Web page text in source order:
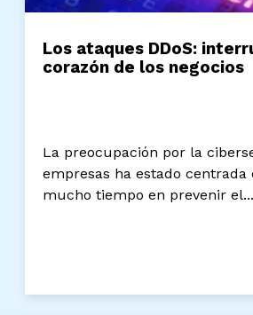
Los ataques DDoS:
corazón de los negocios
La preocupación por la
empresas ha estado centrada
mucho tiempo en prevenir el...